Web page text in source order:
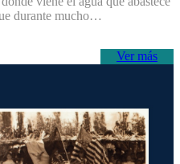
durante mucho…
Ver más